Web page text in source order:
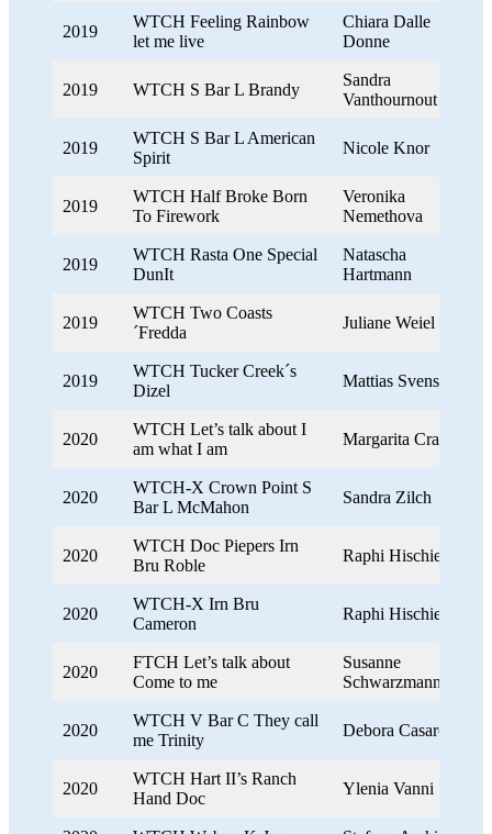
2019
WTCH Feeling Rainbow
let me live
Chiara Dalle
Donne
2019 WTCH S Bar L Brandy
Sandra
Vanthournout
2019
WTCH S Bar L American
Spirit
Nicole Knor
2019
WTCH Half Broke Born
To Firework
Veronika
Nemethova
2019
WTCH Rasta One Special
DunIt
Natascha
Hartmann
2019
WTCH Two Coasts
´Fredda
Juliane Weiel
2019
WTCH Tucker Creek´s
Dizel
Mattias Svensson
2020
WTCH Let’s talk about I
am what I am
Margarita Craig
2020
WTCH-X Crown Point S
Bar L McMahon
Sandra Zilch
2020
WTCH Doc Piepers Irn
Bru Roble
Raphi Hischier
2020
WTCH-X Irn Bru
Cameron
Raphi Hischier
2020
FTCH Let’s talk about
Come to me
Susanne
Schwarzmann
2020
WTCH V Bar C They call
me Trinity
Debora Casarotti
2020
WTCH Hart II’s Ranch
Hand Doc
Ylenia Vanni